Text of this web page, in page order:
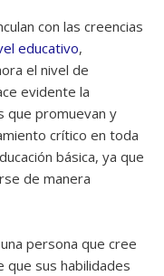
con las creencias
educativo,
el nivel de
evidente la
que promuevan y
crítico en toda
básica, ya que
de manera
persona que cree
sus habilidades